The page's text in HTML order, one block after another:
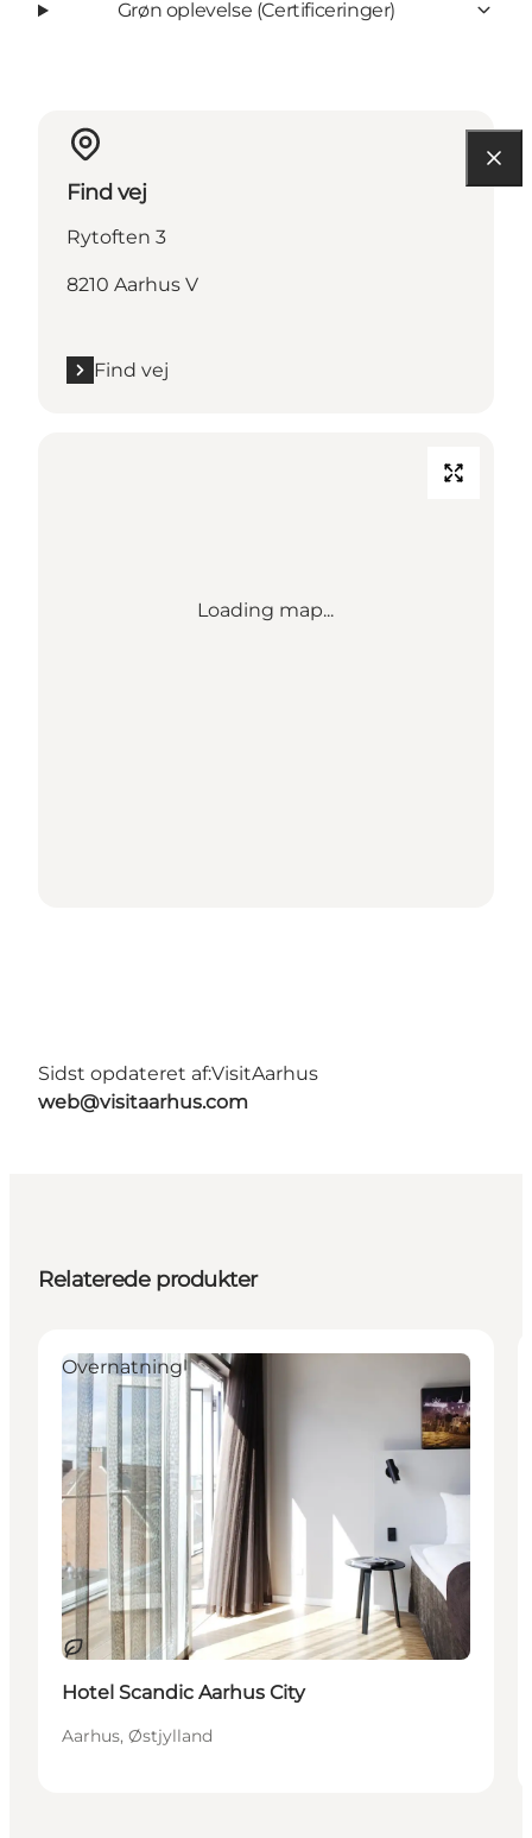
Grøn oplevelse (Certificeringer)
Find vej
Rytoften 3
8210 Aarhus V
Find vej
Loading map...
Sidst opdateret af:VisitAarhus
web@visitaarhus.com
Relaterede produkter
Bæredygtige oplevelser
Overnatning
Hotel Scandic Aarhus City
Aarhus, Østjylland